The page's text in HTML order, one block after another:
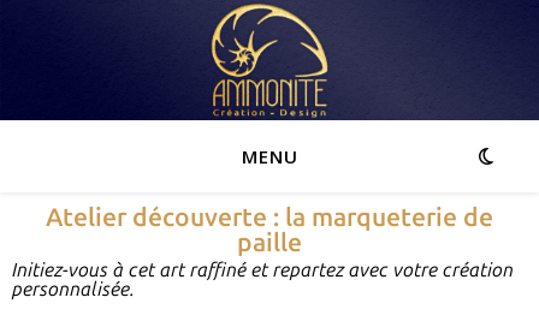
MENU
Atelier découverte : la marqueterie de
paille
Initiez-vous à cet art raffiné et repartez avec votre création
personnalisée.